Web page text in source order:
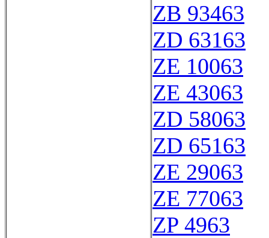
ZB 93463
ZD 63163
ZE 10063
ZE 43063
ZD 58063
ZD 65163
ZE 29063
ZE 77063
ZP 4963